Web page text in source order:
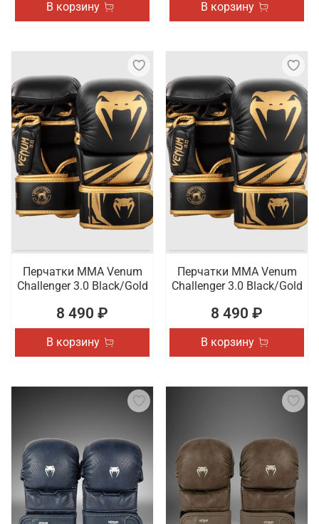
В корзину В корзину
Перчатки ММА Venum
Challenger 3.0 Black/Gold
8 490 ₽
В корзину
Перчатки ММА Venum
Challenger 3.0 Black/Gold
8 490 ₽
В корзину